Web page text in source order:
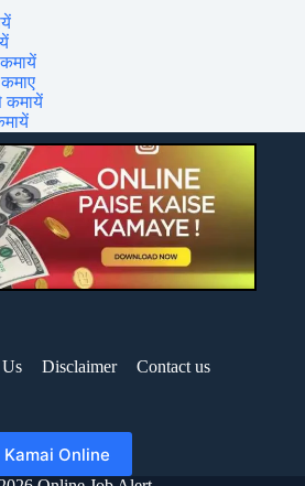
कमायें
Disclaimer Contact us
Kamai Online